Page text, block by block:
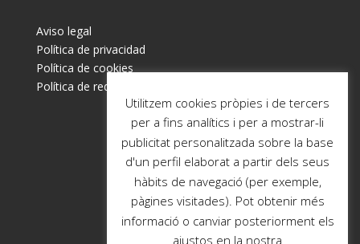
Aviso legal
Política de privacidad
Política de cookies
Política de redes sociales
Utilitzem cookies pròpies i de tercers
per a fins analítics i per a mostrar-li
publicitat personalitzada sobre la base
d'un perfil elaborat a partir dels seus
hàbits de navegació (per exemple,
pàgines visitades). Pot obtenir més
informació o canviar posteriorment els
ajustos en la nostra